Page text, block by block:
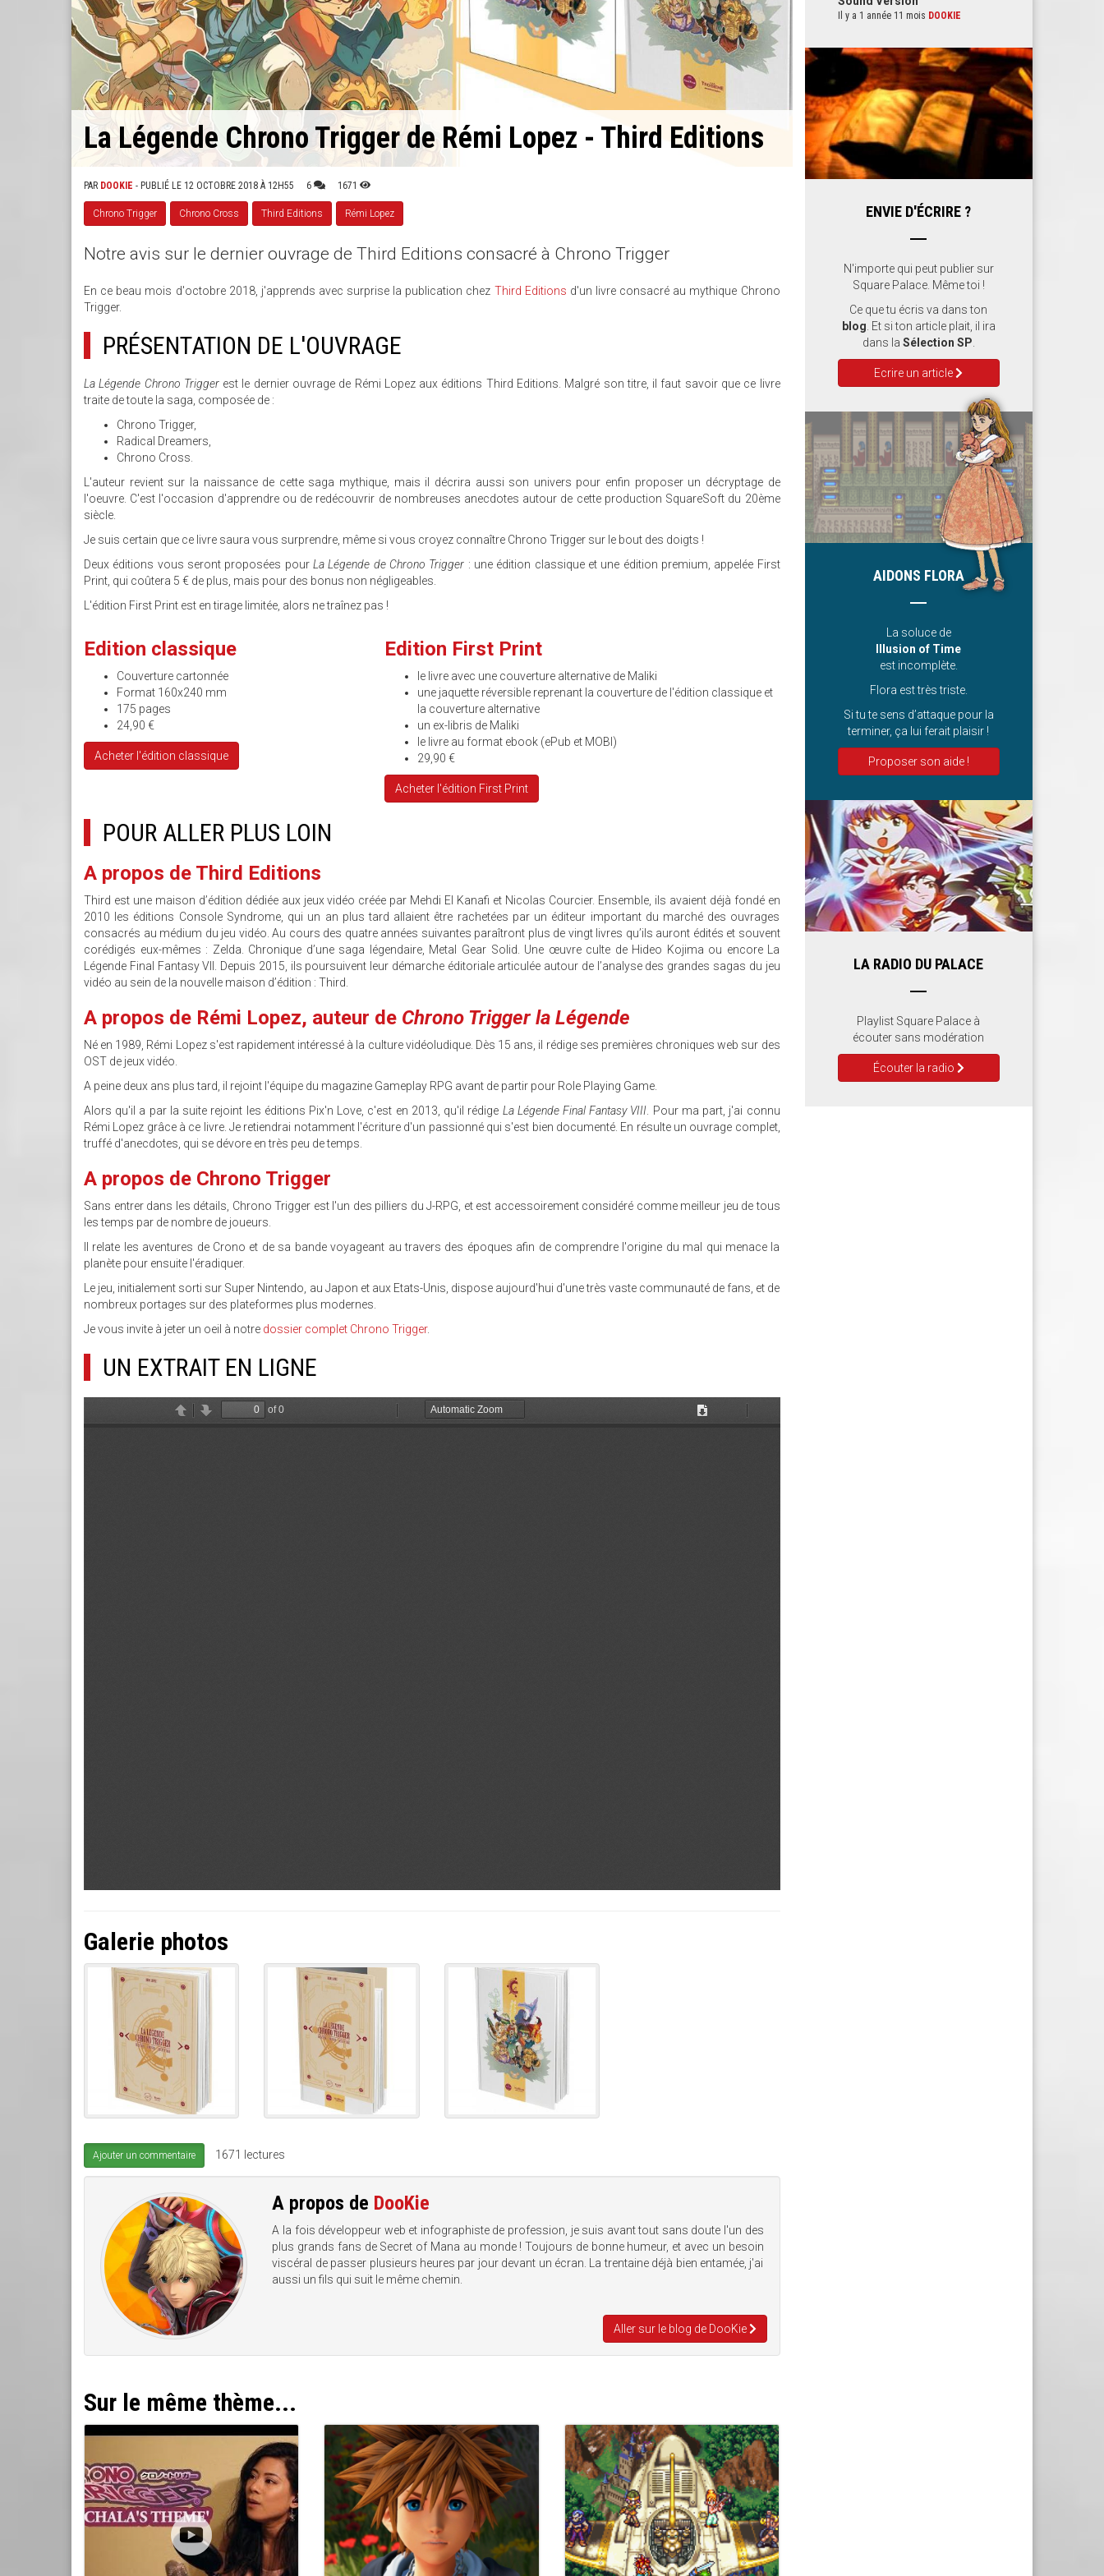
La Légende Chrono Trigger de Rémi Lopez - Third Editions
PAR DOOKIE - PUBLIÉ LE 12 OCTOBRE 2018 À 12H55 6 1671
Chrono Trigger Chrono Cross Third Editions Rémi Lopez
Notre avis sur le dernier ouvrage de Third Editions consacré à Chrono Trigger
En ce beau mois d'octobre 2018, j'apprends avec surprise la publication chez Third Editions d'un livre consacré au mythique Chrono
Trigger.
PRÉSENTATION DE L'OUVRAGE
La Légende Chrono Triggerest le dernier ouvrage de Rémi Lopez aux éditions Third Editions. Malgré son titre, il faut savoir que ce livre
traite de toute la saga, composée de :
Chrono Trigger,
Radical Dreamers,
Chrono Cross.
L'auteur revient sur la naissance de cette saga mythique, mais il décrira aussi son univers pour enfin proposer un décryptage de
l'oeuvre. C'est l'occasion d'apprendre ou de redécouvrir de nombreuses anecdotes autour de cette production SquareSoft du 20ème
siècle.
Je suis certain que ce livre saura vous surprendre, même si vous croyez connaître Chrono Trigger sur le bout des doigts !
Deux éditions vous seront proposées pour La Légende de Chrono Trigger : une édition classique et une édition premium, appelée First
Print, qui coûtera 5 € de plus, mais pour des bonus non négligeables.
L'édition First Print est en tirage limitée, alors ne traînez pas !
Edition classique
Couverture cartonnée
Format 160x240 mm
175 pages
24,90 €
Acheter l'édition classique
Edition First Print
le livre avec une couverture alternative de Maliki
une jaquette réversible reprenant la couverture de l'édition classique et
la couverture alternative
un ex-libris de Maliki
le livre au format ebook (ePub et MOBI)
29,90 €
Acheter l'édition First Print
POUR ALLER PLUS LOIN
A propos de Third Editions
Third est une maison d’édition dédiée aux jeux vidéo créée par Mehdi El Kanafi et Nicolas Courcier. Ensemble, ils avaient déjà fondé en
2010 les éditions Console Syndrome, qui un an plus tard allaient être rachetées par un éditeur important du marché des ouvrages
consacrés au médium du jeu vidéo. Au cours des quatre années suivantes paraîtront plus de vingt livres qu’ils auront édités et souvent
corédigés eux-­mêmes : Zelda. Chronique d’une saga légendaire, Metal Gear Solid. Une œuvre culte de Hideo Kojima ou encore La
Légende Final Fantasy VII. Depuis 2015, ils poursuivent leur démarche éditoriale articulée autour de l’analyse des grandes sagas du jeu
vidéo au sein de la nouvelle maison d’édition : Third.
A propos de Rémi Lopez, auteur de Chrono Trigger la Légende
Né en 1989, Rémi Lopez s'est rapidement intéressé à la culture vidéoludique. Dès 15 ans, il rédige ses premières chroniques web sur des
OST de jeux vidéo.
A peine deux ans plus tard, il rejoint l'équipe du magazine Gameplay RPG avant de partir pour Role Playing Game.
Alors qu'il a par la suite rejoint les éditions Pix'n Love, c'est en 2013, qu'il rédige La Légende Final Fantasy VIII . Pour ma part, j'ai connu
Rémi Lopez grâce à ce livre. Je retiendrai notamment l'écriture d'un passionné qui s'est bien documenté. En résulte un ouvrage complet,
truffé d'anecdotes, qui se dévore en très peu de temps.
A propos de Chrono Trigger
Sans entrer dans les détails, Chrono Trigger est l'un des pilliers du J-RPG, et est accessoirement considéré comme meilleur jeu de tous
les temps par de nombre de joueurs.
Il relate les aventures de Crono et de sa bande voyageant au travers des époques afin de comprendre l'origine du mal qui menace la
planète pour ensuite l'éradiquer.
Le jeu, initialement sorti sur Super Nintendo, au Japon et aux Etats-Unis, dispose aujourd'hui d'une très vaste communauté de fans, et de
nombreux portages sur des plateformes plus modernes.
Je vous invite à jeter un oeil à notre dossier complet Chrono Trigger.
UN EXTRAIT EN LIGNE
Galerie photos
Ajouter un commentaire 1671 lectures
A propos de DooKie
A la fois développeur web et infographiste de profession, je suis avant tout sans doute l'un des
plus grands fans de Secret of Mana au monde ! Toujours de bonne humeur, et avec un besoin
viscéral de passer plusieurs heures par jour devant un écran. La trentaine déjà bien entamée, j'ai
aussi un fils qui suit le même chemin.
Aller sur le blog de DooKie
Sur le même thème...
Il y a 1 année 11 mois DOOKIE
ENVIE D'ÉCRIRE ?
N'importe qui peut publier sur
Square Palace. Même toi !
Ce que tu écris va dans ton
blog . Et si ton article plait, il ira
dans la Sélection SP
Ecrire un article
AIDONS FLORA
La soluce de
Illusion of Time
est incomplète.
Flora est très triste.
Si tu te sens d’attaque pour la
terminer, ça lui ferait plaisir !
Proposer son aide !
LA RADIO DU PALACE
Playlist Square Palace à
écouter sans modération
Écouter la radio